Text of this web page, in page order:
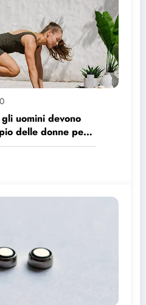
0
uomini devono
delle donne per
benefici sul cuore